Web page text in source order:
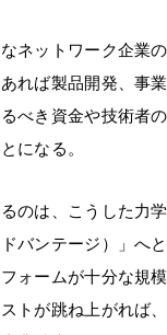
ネットワーク企業
れば製品開発、事
べき資金や技術者
になる。
のは、こうした力
バンテージ）」へ
ォームが十分な規
トが跳ね上がれば